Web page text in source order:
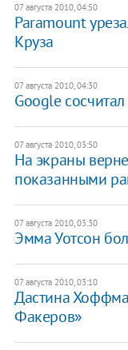
07 августа 2010, 04:50
Paramount
Круза
07 августа 2010, 04:30
Google
07 августа 2010, 03:50
На экраны
показанными
07 августа 2010, 03:30
Эмма Уотсон
07 августа 2010, 03:10
Дастина
Факеров»